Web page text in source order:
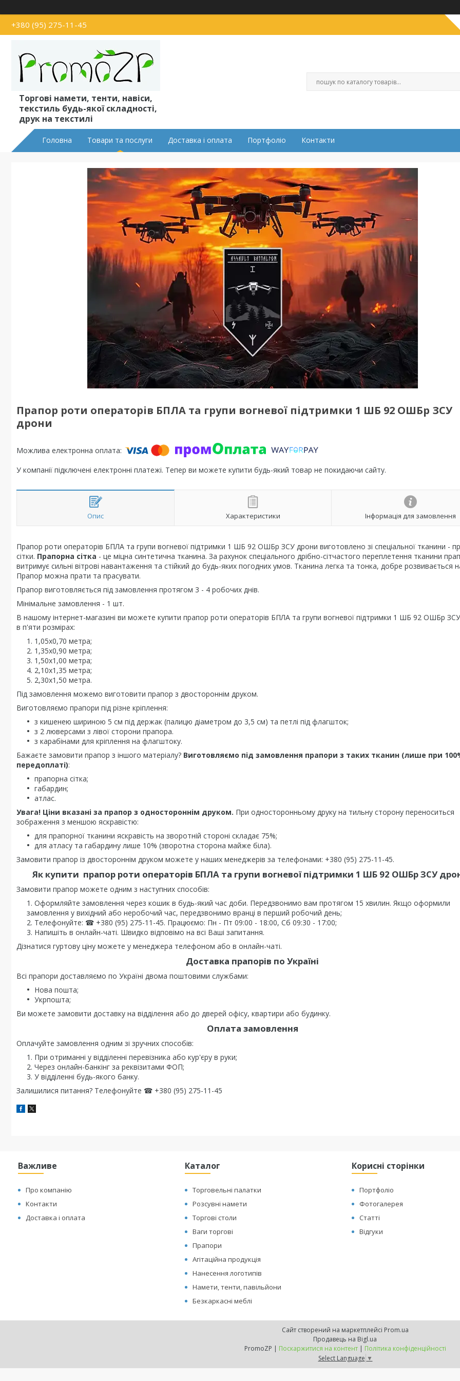
+380 (95) 275-11-45
Торгові намети, тенти, навіси,
текстиль будь-якої складності,
друк на текстилі
Головна Товари та послуги Доставка і оплата Портфоліо Контакти
Прапор роти операторів БПЛА та групи вогневої підтримки 1 ШБ 92 ОШБр ЗСУ
дрони
У компанії підключені електронні платежі. Тепер ви можете купити будь-який товар не покидаючи сайту.
Опис Характеристики Інформація для замовлення
Прапор роти операторів БПЛА та групи вогневої підтримки 1 ШБ 92 ОШБр ЗСУ дрони виготовлено зі спеціальної тканини -
сітки. Прапорна сітка - це міцна синтетична тканина. За рахунок спеціального дрібно-сітчастого переплетення тканини
витримує сильні вітрові навантаження та стійкий до будь-яких погодних умов. Тканина легка та тонка, добре розвивається на
Прапор можна прати та прасувати.
Прапор виготовляється під замовлення протягом 3 - 4 робочих днів.
Мінімальне замовлення - 1 шт.
В нашому інтернет-магазині ви можете купити прапор роти операторів БПЛА та групи вогневої підтримки 1 ШБ 92 ОШБр
в п'яти розмірах:
1,05х0,70 метра;
1,35х0,90 метра;
1,50х1,00 метра;
2,10х1,35 метра;
2,30х1,50 метра.
Під замовлення можемо виготовити прапор з двостороннім друком.
Виготовляємо прапори під різне кріплення:
з кишенею шириною 5 см під держак (палицю діаметром до 3,5 см) та петлі під флагшток;
з 2 люверсами з лівої сторони прапора.
з карабінами для кріплення на флагштоку.
Бажаєте замовити прапор з іншого матеріалу? Виготовляємо під замовлення прапори з таких тканин (лише при
передоплаті):
прапорна сітка;
габардин;
атлас.
Увага! Ціни вказані за прапор з одностороннім друком. При односторонньому друку на тильну сторону переноситься
зображення з меншою яскравістю:
для прапорної тканини яскравість на зворотній стороні складає 75%;
для атласу та габардину лише 10% (зворотна сторона майже біла).
Замовити прапор із двостороннім друком можете у наших менеджерів за телефонами: +380 (95) 275-11-45.
Як купити прапор роти операторів БПЛА та групи вогневої підтримки 1 ШБ 92 ОШБр ЗСУ
Замовити прапор можете одним з наступних способів:
Оформляйте замовлення через кошик в будь-який час доби. Передзвонимо вам протягом 15 хвилин. Якщо оформили
замовлення у вихідний або неробочий час, передзвонимо вранці в перший робочий день;
Телефонуйте: ☎ +380 (95) 275-11-45. Працюємо: Пн - Пт 09:00 - 18:00, Сб 09:30 - 17:00;
Напишіть в онлайн-чаті. Швидко відповімо на всі Ваші запитання.
Дізнатися гуртову ціну можете у менеджера телефоном або в онлайн-чаті.
Доставка прапорів по Україні
Всі прапори доставляємо по Україні двома поштовими службами:
Нова пошта;
Укрпошта;
Ви можете замовити доставку на відділення або до дверей офісу, квартири або будинку.
Оплата замовлення
Оплачуйте замовлення одним зі зручних способів:
При отриманні у відділенні перевізника або кур'єру в руки;
Через онлайн-банкінг за реквізитами ФОП;
У відділенні будь-якого банку.
Залишилися питання? Телефонуйте ☎ +380 (95) 275-11-45
Важливе
Про компанію
Контакти
Доставка і оплата
Каталог
Торговельні палатки
Розсувні намети
Торгові столи
Ваги торгові
Прапори
Агітаційна продукція
Нанесення логотипів
Намети, тенти, павільйони
Безкаркасні меблі
Корисні сторінки
Портфоліо
Фотогалерея
Статті
Відгуки
Сайт створений на маркетплейсі Prom.ua
Продавець на Bigl.ua
PromoZP | Поскаржитися на контент | Політика конфіденційності
Select Language ▼